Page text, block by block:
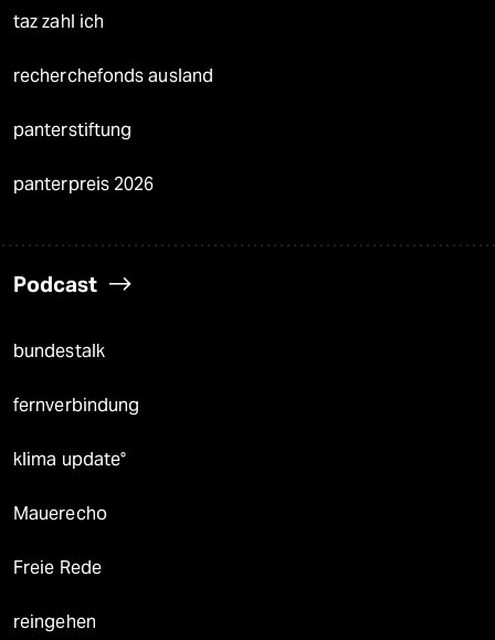
taz zahl ich
recherchefonds ausland
panterstiftung
panterpreis 2026
Podcast
bundestalk
fernverbindung
klima update°
Mauerecho
Freie Rede
reingehen